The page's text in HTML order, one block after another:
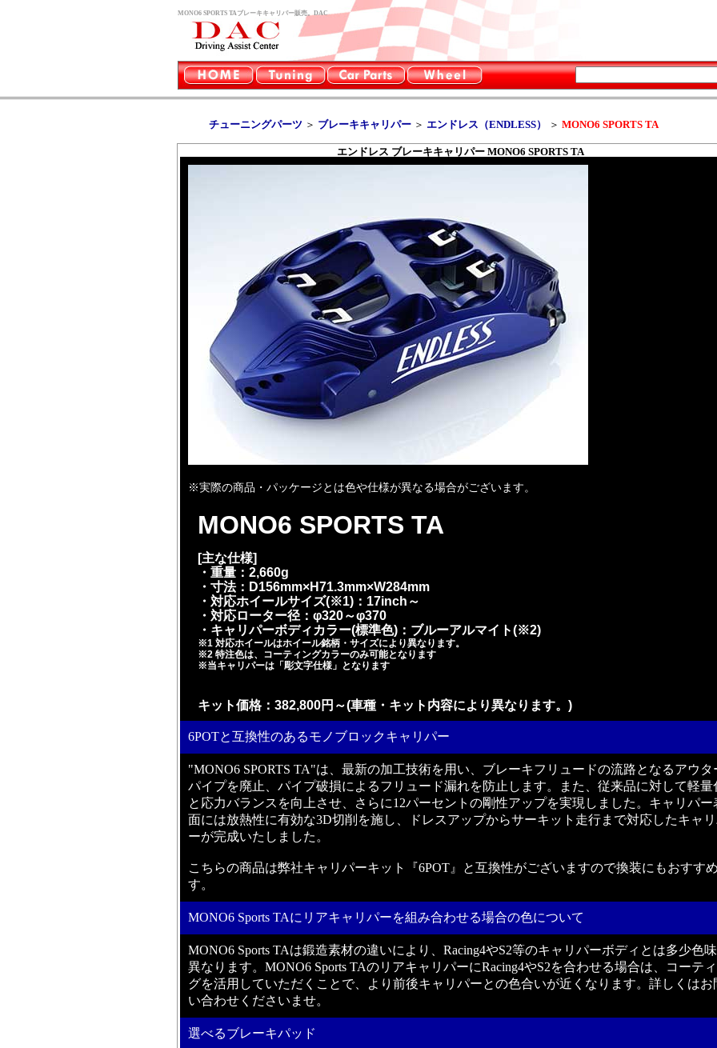
MONO6 SPORTS TAブレーキキャリパー販売。DAC
チューニングパーツ ＞ ブレーキキャリパー ＞ エンドレス（ENDLESS） ＞ MONO6 SPORTS TA
エンドレス ブレーキキャリパー MONO6 SPORTS TA
※実際の商品・パッケージとは色や仕様が異なる場合がございます。
MONO6 SPORTS TA
[主な仕様]
・重量：2,660g
・寸法：D156mm×H71.3mm×W284mm
・対応ホイールサイズ(※1)：17inch～
・対応ローター径：φ320～φ370
・キャリパーボディカラー(標準色)：ブルーアルマイト(※2)
※1 対応ホイールはホイール銘柄・サイズにより異なります。
※2 特注色は、コーティングカラーのみ可能となります
※当キャリパーは「彫文字仕様」となります
キット価格：382,800円～(車種・キット内容により異なります。)
6POTと互換性のあるモノブロックキャリパー
"MONO6 SPORTS TA"は、最新の加工技術を用い、ブレーキフリュードの流路となるアウタ
パイプを廃止、パイプ破損によるフリュード漏れを防止します。また、従来品に対して軽量
と応力バランスを向上させ、さらに12パーセントの剛性アップを実現しました。キャリパー
面には放熱性に有効な3D切削を施し、ドレスアップからサーキット走行まで対応したキャ
ーが完成いたしました。
こちらの商品は弊社キャリパーキット『6POT』と互換性がございますので換装にもおすす
す。
MONO6 Sports TAにリアキャリパーを組み合わせる場合の色について
MONO6 Sports TAは鍛造素材の違いにより、Racing4やS2等のキャリパーボディとは多少色
異なります。MONO6 Sports TAのリアキャリパーにRacing4やS2を合わせる場合は、コーテ
グを活用していただくことで、より前後キャリパーとの色合いが近くなります。詳しくはお
い合わせくださいませ。
選べるブレーキパッド